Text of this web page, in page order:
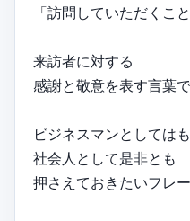
「訪問していただくこ
来訪者に対する
感謝と敬意を表す言葉で
ビジネスマンとしては
社会人として是非とも
押さえておきたいフレー